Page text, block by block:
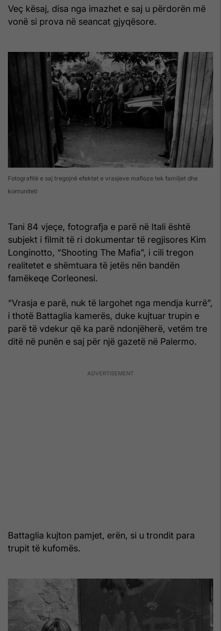
Veç kësaj, disa nga imazhet e saj u përdorën më
vonë si prova në seancat gjyqësore.
Fotografitë e saj tregojnë efektet e vrasjeve mafioze tek familjet dhe
komuniteti
Tani 84 vjeçe, fotografja e parë në Itali është
subjekt i filmit të ri dokumentar të regjisores Kim
Longinotto, “Shooting The Mafia”, i cili tregon
realitetet e shëmtuara të jetës nën bandën
famëkeqe Corleonesi.
“Vrasja e parë, nuk të largohet nga mendja kurrë”,
i thotë Battaglia kamerës, duke kujtuar trupin e
parë të vdekur që ka parë ndonjëherë, vetëm tre
ditë në punën e saj për një gazetë në Palermo.
Battaglia kujton pamjet, erën, si u trondit para
trupit të kufomës.